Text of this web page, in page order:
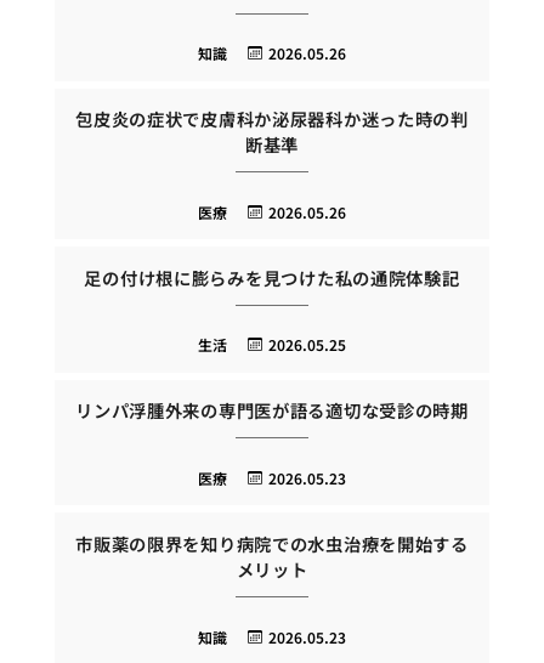
2026.05.26
知識
包皮炎の症状で皮膚科か泌尿器科か迷った時の判
断基準
2026.05.26
医療
足の付け根に膨らみを見つけた私の通院体験記
2026.05.25
生活
リンパ浮腫外来の専門医が語る適切な受診の時期
2026.05.23
医療
市販薬の限界を知り病院での水虫治療を開始する
メリット
2026.05.23
知識